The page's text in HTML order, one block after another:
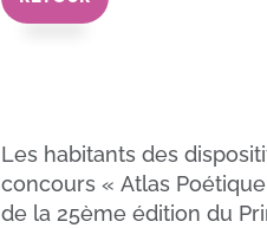
Les habitants des
concours « Atlas
de la 25ème édition du